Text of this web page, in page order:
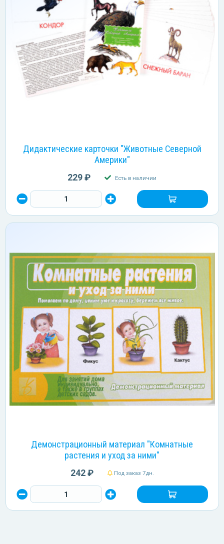
Дидактические карточки "Животные Северной
Америки"
229 ₽ Есть в наличии
Демонстрационный материал "Комнатные
растения и уход за ними"
242 ₽ Под заказ 7дн.